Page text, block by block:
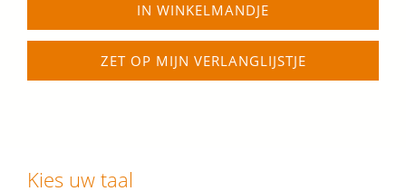
IN WINKELMANDJE
ZET OP MIJN VERLANGLIJSTJE
Kies uw taal